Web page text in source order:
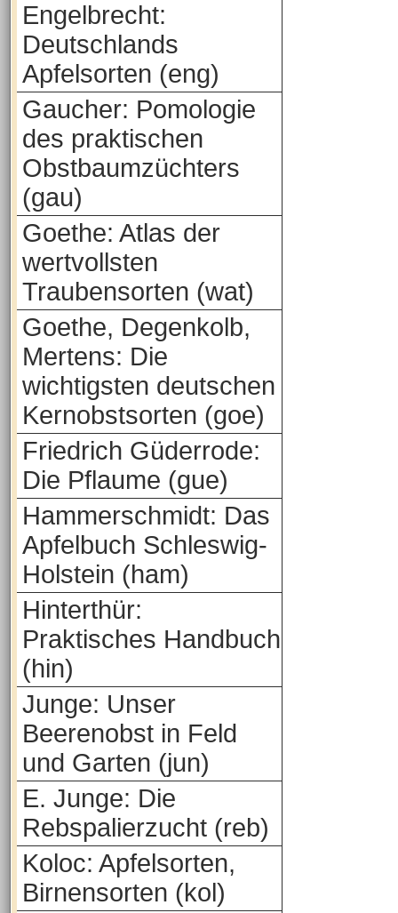
Engelbrecht:
Deutschlands
Apfelsorten (eng)
Gaucher: Pomologie
des praktischen
Obstbaumzüchters
(gau)
Goethe: Atlas der
wertvollsten
Traubensorten (wat)
Goethe, Degenkolb,
Mertens: Die
wichtigsten deutschen
Kernobstsorten (goe)
Friedrich Güderrode:
Die Pflaume (gue)
Hammerschmidt: Das
Apfelbuch Schleswig-
Holstein (ham)
Hinterthür:
Praktisches Handbuch
(hin)
Junge: Unser
Beerenobst in Feld
und Garten (jun)
E. Junge: Die
Rebspalierzucht (reb)
Koloc: Apfelsorten,
Birnensorten (kol)